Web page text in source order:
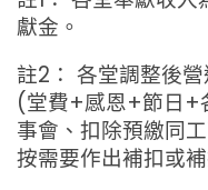
獻金。
註2： 各堂調整後
(堂費+感恩+節日+
事會、扣除預繳同
按需要作出補扣或補